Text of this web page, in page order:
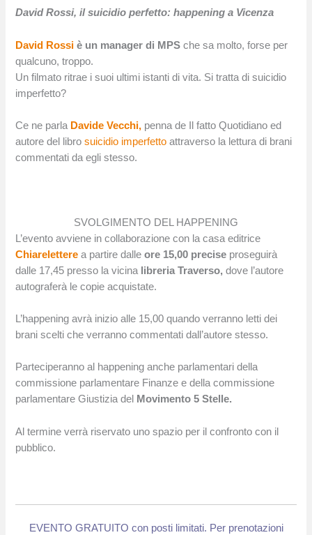
David Rossi, il suicidio perfetto: happening a Vicenza
David Rossi è un manager di MPS che sa molto, forse per
qualcuno, troppo.
Un filmato ritrae i suoi ultimi istanti di vita. Si tratta di suicidio
imperfetto?
Ce ne parla Davide Vecchi, penna de Il fatto Quotidiano ed
autore del librosuicidio imperfetto attraverso la lettura di brani
commentati da egli stesso.
SVOLGIMENTO DEL HAPPENING
L’evento avviene in collaborazione con la casa editrice
Chiarelettere a partire dalleore 15,00 precise proseguirà
dalle 17,45 presso la vicina libreria Traverso, dove l’autore
autograferà le copie acquistate.
L’happening avrà inizio alle 15,00 quando verranno letti dei
brani scelti che verranno commentati dall’autore stesso.
Parteciperanno al happening anche parlamentari della
commissione parlamentare Finanze e della commissione
parlamentare Giustizia del
Movimento 5 Stelle.
Al termine verrà riservato uno spazio per il confronto con il
pubblico.
EVENTO GRATUITO con posti limitati. Per prenotazioni